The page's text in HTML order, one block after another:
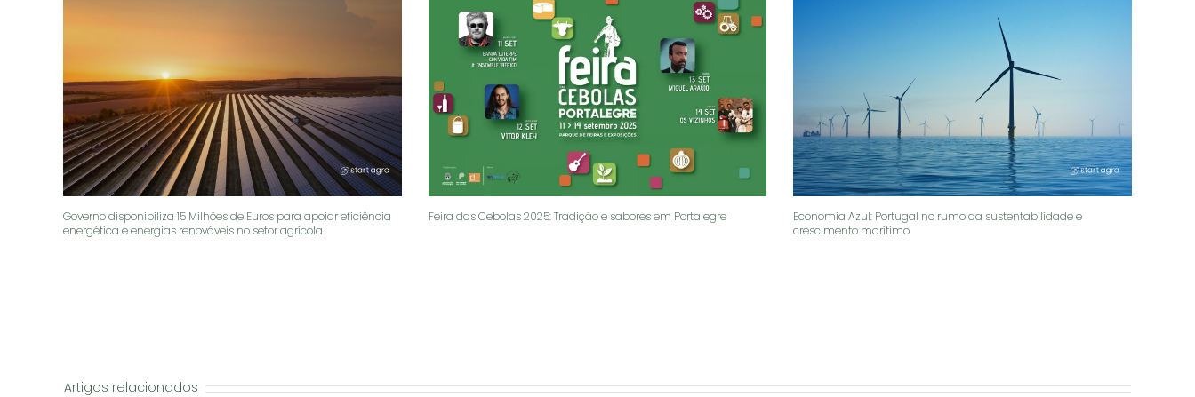
Governo disponibiliza 15 Milhões de Euros para apoiar eficiência
energética e energias renováveis no setor agrícola
Feira das Cebolas 2025: Tradição e sabores em Portalegre
Economia Azul: Portugal no rumo da sustentabilidade e
crescimento marítimo
Artigos relacionados